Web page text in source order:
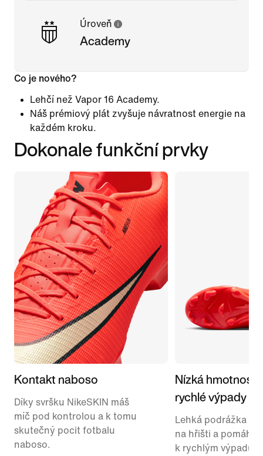
Úroveň
Academy
Co je nového?
Lehčí než Vapor 16 Academy.
Náš prémiový plát zvyšuje návratnost energie na
každém kroku.
Dokonale funkční prvky
Kontakt naboso
Díky svršku NikeSKIN máš
míč pod kontrolou a k tomu
skutečný pocit fotbalu
naboso.
Nízká hmotnost
rychlé výpady
Lehká podrážka
na hřišti a pomáhá
k rychlým